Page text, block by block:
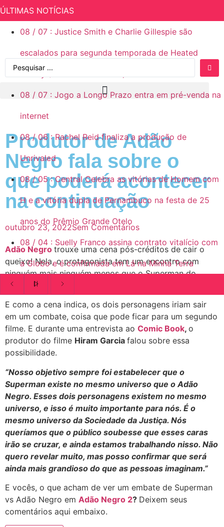
ÚLTIMAS NOTÍCIAS
08 / 07 : Justice Smith e Charlie Gillespie são
escalados para segunda temporada de Heated
Rivalry (Rivalidade Ardente)
08 / 07 : Jogo a Longo Prazo entra em pré-venda na
internet
08 / 06 : Rachel Reid finaliza a produção de
Unrivaled
08 / 05 : Central Celebra as vitórias de Homem com
H e a vitória dupla de Pernambuco na festa de 25
anos do Prêmio Grande Otelo
08 / 04 : Suelly Franco assina contrato vitalício com
a Globo e é confirmada em Lá na Minha Terra
Produtor de Adão
Negro fala sobre o
que poderá acontecer
na continuação
outubro 23, 2022Sem Comentários
Adão Negro trouxe uma cena pós-créditos de cair o
queixo! Nela, o protagonista tem um encontro com
ninguém mais ninguém menos que o Superman do
Henry Cavill
E como a cena indica, os dois personagens iriam sair
em um combate, coisa que pode ficar para um segundo
filme. E durante uma entrevista ao Comic Book, o
produtor do filme Hiram Garcia falou sobre essa
possibilidade.
“Nosso objetivo sempre foi estabelecer que o
Superman existe no mesmo universo que o Adão
Negro. Esses dois personagens existem no mesmo
universo, e isso é muito importante para nós. É o
mesmo universo da Sociedade da Justiça. Nós
queríamos que o público soubesse que esses caras
irão se cruzar, e ainda estamos trabalhando nisso. Não
quero revelar muito, mas posso confirmar que será
ainda mais grandioso do que as pessoas imaginam.”
E vocês, o que acham de ver um embate de Superman
vs Adão Negro em Adão Negro 2? Deixem seus
comentários aqui embaixo.